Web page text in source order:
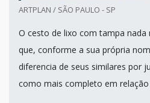
ARTPLAN / SÃO PAULO - SP
O cesto de lixo com tampa
que, conforme a sua própria
diferencia de seus similares por
como mais completo em relação